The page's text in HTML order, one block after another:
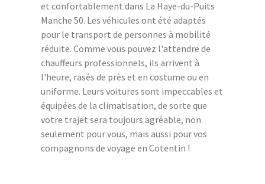
et confortablement dans La Haye-du-Puits
Manche 50. Les véhicules ont été adaptés
pour le transport de personnes à mobilité
réduite. Comme vous pouvez l'attendre de
chauffeurs professionnels, ils arrivent à
l'heure, rasés de près et en costume ou en
uniforme. Leurs voitures sont impeccables et
équipées de la climatisation, de sorte que
votre trajet sera toujours agréable, non
seulement pour vous, mais aussi pour vos
compagnons de voyage en Cotentin !